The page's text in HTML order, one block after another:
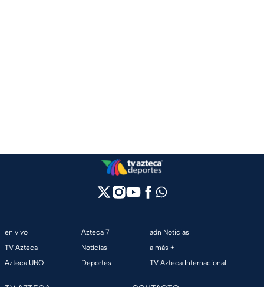
en vivo
TV Azteca
Azteca UNO
Azteca 7
Noticias
Deportes
adn Noticias
a más +
TV Azteca Internacional